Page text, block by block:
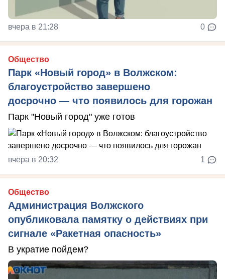
вчера в 21:28 0
Общество
Парк «Новый город» в Волжском:
благоустройство завершено
досрочно — что появилось для горожан
Парк "Новый город" уже готов
вчера в 20:32 1
Общество
Администрация Волжского
опубликовала памятку о действиях при
сигнале «Ракетная опасность»
В укратие пойдем?